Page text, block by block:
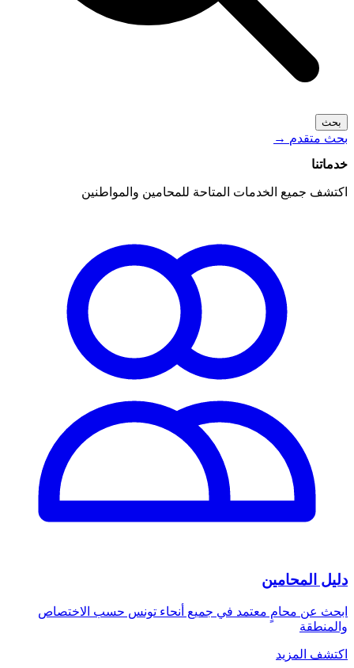
بحث
بحث متقدم →
خدماتنا
اكتشف جميع الخدمات المتاحة للمحامين والمواطنين
دليل المحامين
ابحث عن محامٍ معتمد في جميع أنحاء تونس حسب الاختصاص
والمنطقة
اكتشف المزيد